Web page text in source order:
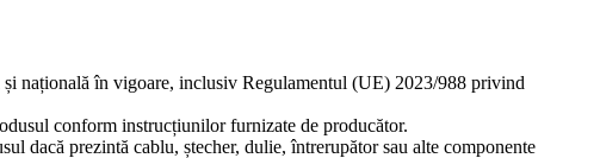
și națională în vigoare, inclusiv Regulamentul (UE) 2023/988 privind
conform instrucțiunilor furnizate de producător.
dacă prezintă cablu, ștecher, dulie, întrerupător sau alte componente